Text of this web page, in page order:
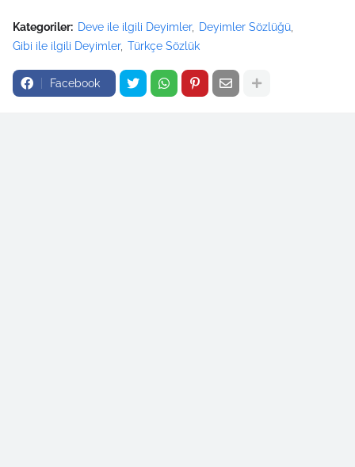
Kategoriler: Deve ile ilgili Deyimler
Deyimler Sözlüğü
Gibi ile ilgili Deyimler Türkçe Sözlük
Facebook